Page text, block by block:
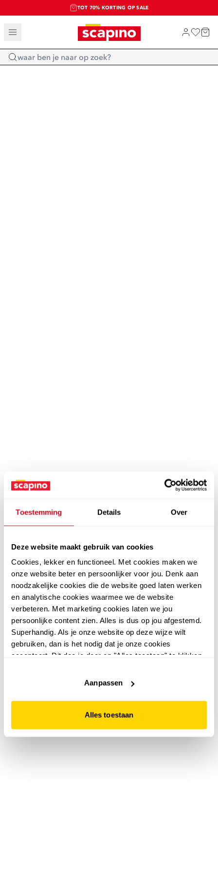
Toestemming Details Over
Deze website maakt gebruik van cookies
Cookies, lekker en functioneel. Met cookies maken we
onze website beter en persoonlijker voor jou. Denk aan
noodzakelijke cookies die de website goed laten werken
en analytische cookies waarmee we de website
verbeteren. Met marketing cookies laten we jou
persoonlijke content zien. Alles is dus op jou afgestemd.
Superhandig. Als je onze website op deze wijze wilt
gebruiken, dan is het nodig dat je onze cookies
accepteert. Dit doe je door op "Alles toestaan" te klikken.
website niet optimaal functioneert.
Aanpassen
Alles toestaan
TOT 70% KORTING OP SALE
SALE: LAATSTE KANS!
SHOP NIEUW
Home